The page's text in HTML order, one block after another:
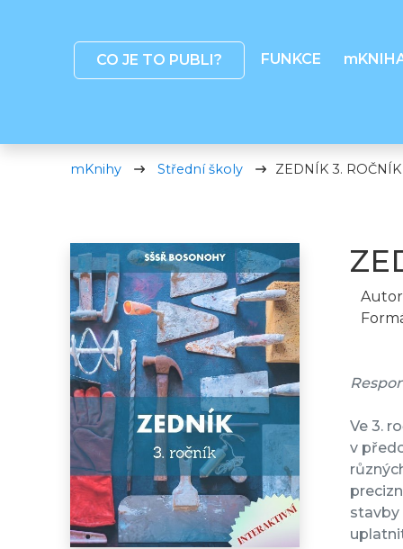
CO JE TO PUBLI? FUNKCE
mKnihy Střední školy ZEDNÍK 3. ROČNÍK
Ve 3.
v
stavby